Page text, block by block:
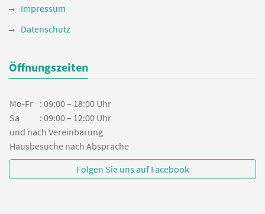
Impressum
Datenschutz
Öffnungszeiten
Mo-Fr : 09:00 – 18:00 Uhr
Sa
: 09:00 – 12:00 Uhr
und nach Vereinbarung
Hausbesuche nach Absprache
Folgen Sie uns auf Facebook